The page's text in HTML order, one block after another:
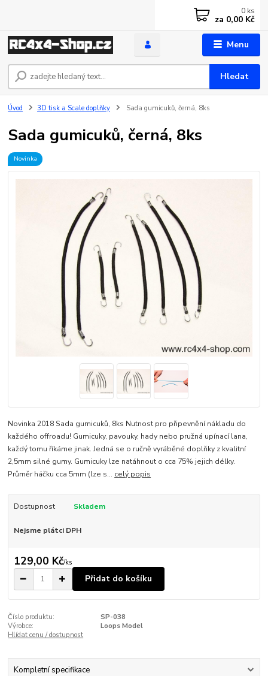
Menu
Hledat
0 ks
za 0,00 Kč
Úvod 3D tisk a Scale doplňky Sada gumicuků, černá, 8ks
Sada gumicuků, černá, 8ks
Novinka
Novinka 2018 Sada gumicuků, 8ks Nutnost pro připevnění nákladu do
každého offroadu! Gumicuky, pavouky, hady nebo pružná upínací lana,
každý tomu říkáme jinak. Jedná se o ručně vyráběné doplňky z kvalitní
2,5mm silné gumy. Gumicuky lze natáhnout o cca 75% jejich délky.
Průměr háčku cca 5mm (lze s... celý popis
Dostupnost Skladem
Nejsme plátci DPH
129,00 Kč/ks
Přidat do košíku
Číslo produktu:
SP-038
Výrobce:
Loops Model
Hlídat cenu / dostupnost
Kompletní specifikace